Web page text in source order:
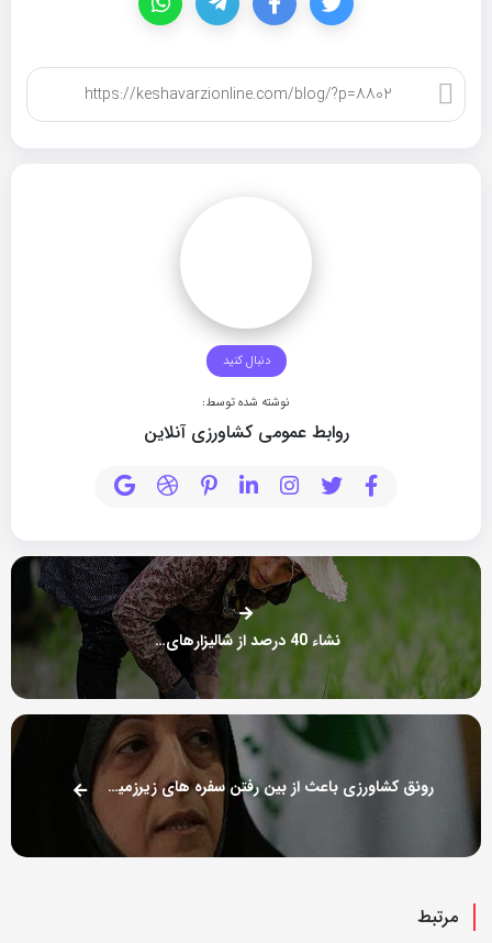
دنبال کنید
نوشته شده توسط:
روابط عمومی کشاورزی آنلاین
نشاء 40 درصد از شالیزارهای گیلان
رونق کشاورزی باعث از بین رفتن سفره های زیرزمینی نخواهد شد
مرتبط